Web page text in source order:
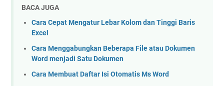
BACA JUGA
Cara Cepat Mengatur Lebar Kolom dan Tinggi Baris
Excel
Cara Menggabungkan Beberapa File atau Dokumen
Word menjadi Satu Dokumen
Cara Membuat Daftar Isi Otomatis Ms Word